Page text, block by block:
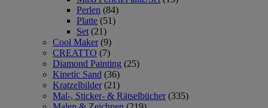
Perlen (84)
Platte (51)
Set (21)
Cool Maker (9)
CREATTO (7)
Diamond Painting (25)
Kinetic Sand (36)
Kratzelbilder (21)
Mal-, Sticker- & Rätselbücher (335)